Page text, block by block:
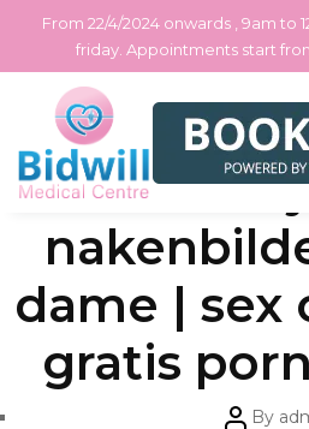
Skip
the
From 22/4/2024 onwards , 9am to
friday. Appointments start
Therese
dame | sex
gratis
PostBy